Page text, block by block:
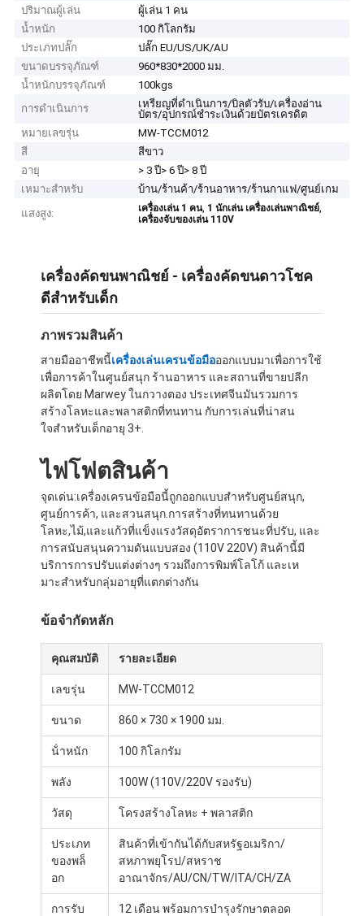
ปริมาณผู้เล่น
ผู้เล่น 1 คน
น้ำหนัก
100 กิโลกรัม
ประเภทปลั๊ก
ปลั๊ก EU/US/UK/AU
ขนาดบรรจุภัณฑ์
960*830*2000 มม.
น้ำหนักบรรจุภัณฑ์
100kgs
การดำเนินการ
เหรียญที่ดำเนินการ/บิลตัวรับ/เครื่องอ่าน
บัตร/อุปกรณ์ชำระเงินด้วยบัตรเครดิต
หมายเลขรุ่น
MW-TCCM012
สี
สีขาว
อายุ
> 3 ปี> 6 ปี> 8 ปี
เหมาะสำหรับ
บ้าน/ร้านค้า/ร้านอาหาร/ร้านกาแฟ/ศูนย์เกม
แสงสูง:
เครื่องเล่น 1 คน, 1 นักเล่น เครื่องเล่นพาณิชย์,
เครื่องจับของเล่น 110V
เครื่องคัดขนพาณิชย์ - เครื่องคัดขนดาวโชค
ดีสําหรับเด็ก
ภาพรวมสินค้า
สายมืออาชีพนี้เครื่องเล่นเครนข้อมือออกแบบมาเพื่อการใช้
เพื่อการค้าในศูนย์สนุก ร้านอาหาร และสถานที่ขายปลีก
ผลิตโดย Marwey ในกวางตอง ประเทศจีนมันรวมการ
สร้างโลหะและพลาสติกที่ทนทาน กับการเล่นที่น่าสน
ใจสําหรับเด็กอายุ 3+.
ไฟโฟตสินค้า
จุดเด่น:เครื่องเครนข้อมือนี้ถูกออกแบบสําหรับศูนย์สนุก,
ศูนย์การค้า, และสวนสนุก. การสร้างที่ทนทานด้วย
โลหะ,ไม้,และแก้วที่แข็งแรงวัสดุอัตราการชนะที่ปรับ, และ
การสนับสนุนความดันแบบสอง (110V 220V) สินค้านี้มี
บริการการปรับแต่งต่างๆ รวมถึงการพิมพ์โลโก้ และเห
มาะสําหรับกลุ่มอายุที่แตกต่างกัน
ข้อจํากัดหลัก
คุณสมบัติ รายละเอียด
เลขรุ่น MW-TCCM012
ขนาด 860 × 730 × 1900 มม.
น้ําหนัก 100 กิโลกรัม
พลัง 100W (110V/220V รองรับ)
วัสดุ โครงสร้างโลหะ + พลาสติก
ประเภท
ของพล็
อก
สินค้าที่เข้ากันได้กับสหรัฐอเมริกา/
สหภาพยุโรป/สหราช
อาณาจักร/AU/CN/TW/ITA/CH/ZA
การรับ
12 เดือน พร้อมการบํารุงรักษาตลอด